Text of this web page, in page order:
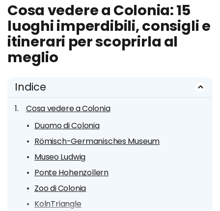
Cosa vedere a Colonia: 15
luoghi imperdibili, consigli e
itinerari per scoprirla al
meglio
Indice
Cosa vedere a Colonia
Duomo di Colonia
Römisch-Germanisches Museum
Museo Ludwig
Ponte Hohenzollern
Zoo di Colonia
KolnTriangle